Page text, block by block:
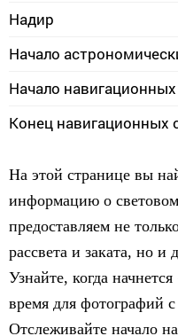
Надир
Начало
Начало
Конец навигационных
На этой странице вы
информацию о
предоставляем не
рассвета и заката, но
Узнайте, когда
время для фотографий
Отслеживайте начало